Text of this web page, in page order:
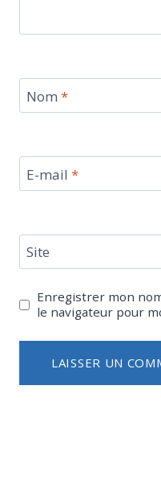
Nom *
E-mail *
Site
Enregistrer mon
le navigateur pour